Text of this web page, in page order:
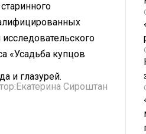
«Усадьба купцов
и глазурей.
Екатерина Сироштан